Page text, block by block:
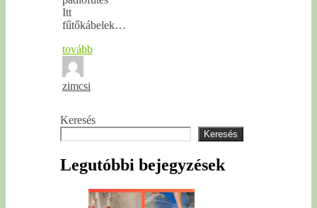
Itt
fűtőkábelek…
tovább
zimcsi
Keresés
Keresés
Legutóbbi bejegyzések